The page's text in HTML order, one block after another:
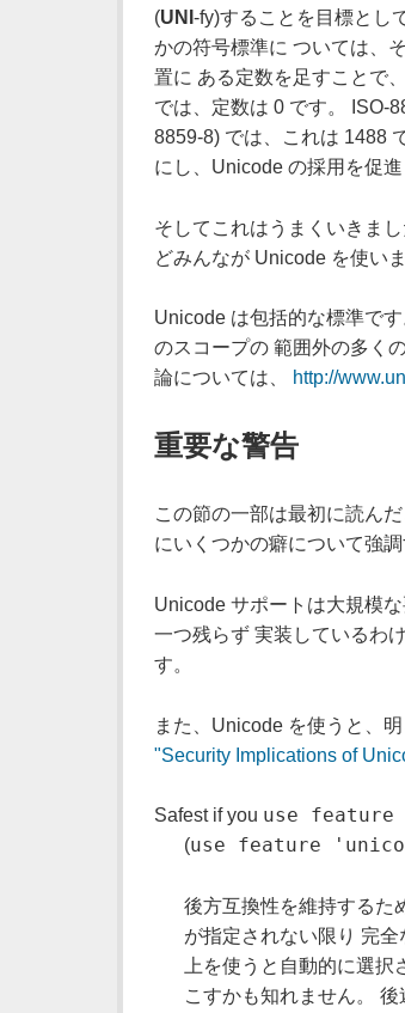
(UNI -fy)することを目標とし
かの符号標準に ついては、
置に ある定数を足すことで
では、定数は 0 です。 ISO-
8859-8) では、これは 1488
にし、Unicode の採用を促進
そしてこれはうまくいきま
どみんなが Unicode を使いま
Unicode は包括的な標準で
のスコープの 範囲外の多く
論については、
http://
重要な警告
この節の一部は最初に読ん
にいくつかの癖について強
Unicode サポートは大規模
一つ残らず 実装しているわ
す。
また、Unicode を使うと、
"Security Implications of
Safest if you use
(use feature
後方互換性を維持するた
が指定されない限り 完
上を使うと自動的に選
こすかも知れません。